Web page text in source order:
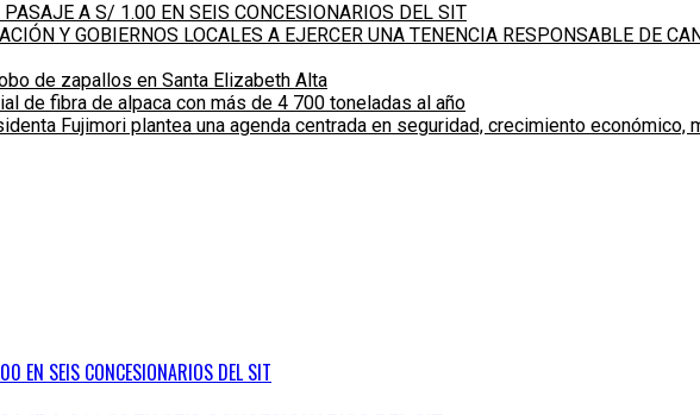
A S/ 1.00 EN SEIS CONCESIONARIOS DEL SIT
Y GOBIERNOS LOCALES A EJERCER UNA TENENCIA RESPONSABLE DE
de zapallos en Santa Elizabeth Alta
de fibra de alpaca con más de 4 700 toneladas al año
Fujimori plantea una agenda centrada en seguridad, crecimiento
EN SEIS CONCESIONARIOS DEL SIT